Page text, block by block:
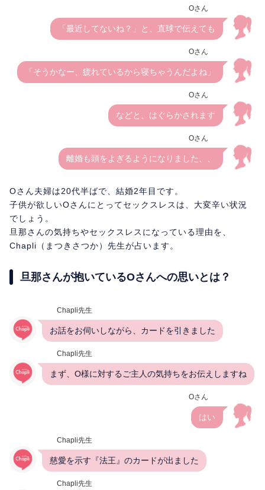
Oさん
「最近してないね？」と、直球で伝えても
Oさん
「そうかなー、疲れているから寝ちゃうんだよね」
Oさん
などと、はぐらかされます
Oさん
離婚も頭をよぎるようになりました、、
Oさん夫婦は20代半ばで、結婚2年目です。
子供が欲しいOさんにとってセックスレスは、大変辛い状況
でしょう。
旦那さんの気持ちやセックスレスになっている理由を、
Chapli（まつきさつか）先生が占います。
旦那さんが抱いているOさんへの思いとは？
Chapli先生
お話をお伺いしながら、カードを引きました
Chapli先生
まず、O様に対するご主人の気持ちをお伝えしますね
Oさん
はい
Chapli先生
慈愛を示す『法王』のカードが出ました
Chapli先生